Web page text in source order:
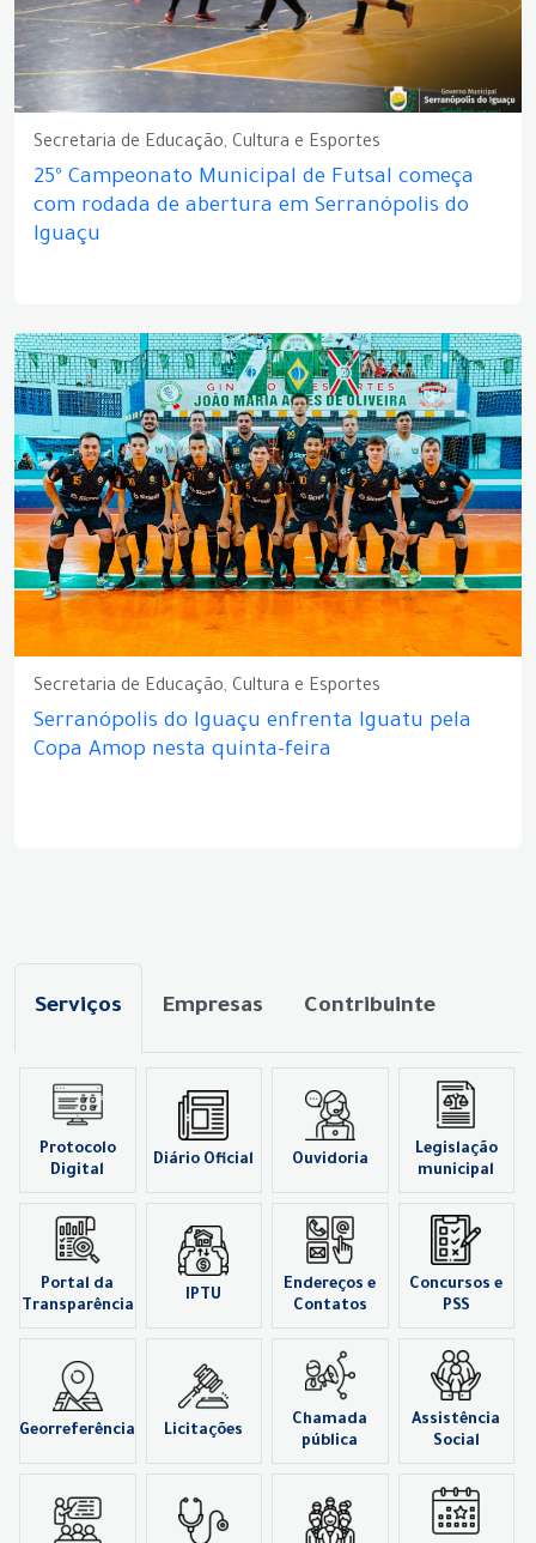
Secretaria de Educação, Cultura e Esportes
25º Campeonato Municipal de Futsal começa
com rodada de abertura em Serranópolis do
Iguaçu
Secretaria de Educação, Cultura e Esportes
Serranópolis do Iguaçu enfrenta Iguatu pela
Copa Amop nesta quinta-feira
Serviços Empresas Contribuinte
Protocolo
Digital
Diário Oficial Ouvidoria
Legislação
municipal
Portal da
Transparência
IPTU
Endereços e
Contatos
Concursos e
PSS
Georreferência Licitações
Chamada
pública
Assistência
Social